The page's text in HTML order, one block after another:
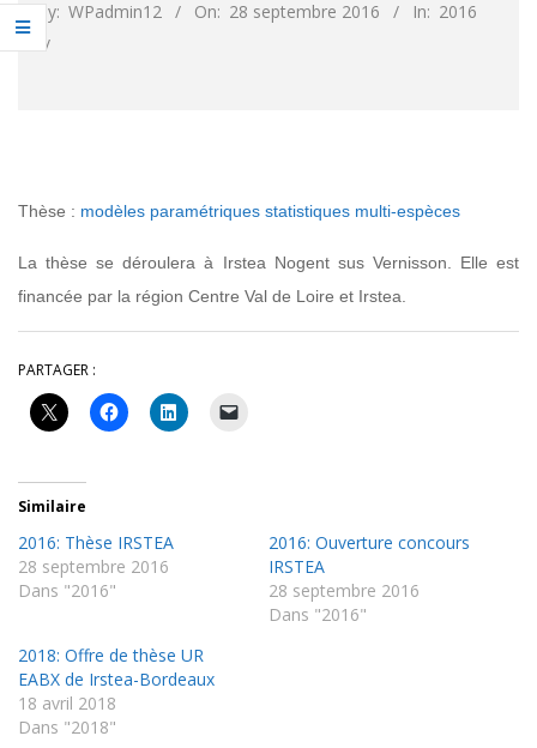
By: WPadmin12 On: 28 septembre 2016 In: 2016
Thèse : modèles paramétriques statistiques multi-espèces
La thèse se déroulera à Irstea Nogent sus Vernisson. Elle est
financée par la région Centre Val de Loire et Irstea.
PARTAGER :
Similaire
2016: Thèse IRSTEA
28 septembre 2016
Dans "2016"
2016: Ouverture concours
IRSTEA
28 septembre 2016
Dans "2016"
2018: Offre de thèse UR
EABX de Irstea-Bordeaux
18 avril 2018
Dans "2018"